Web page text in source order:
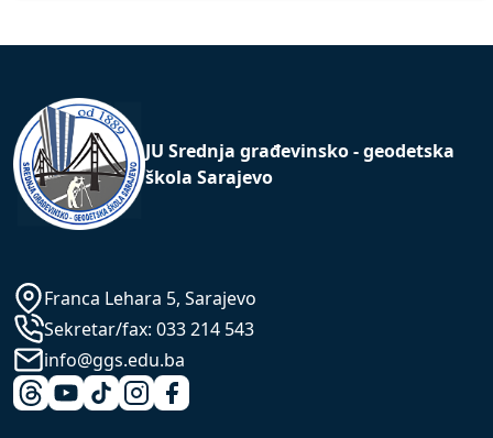
JU Srednja građevinsko - geodetska
škola Sarajevo
Franca Lehara 5, Sarajevo
Sekretar/fax: 033 214 543
info@ggs.edu.ba